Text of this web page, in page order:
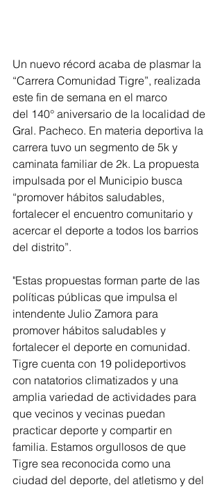
Un nuevo récord acaba de plasmar la
“Carrera Comunidad Tigre”, realizada
este fin de semana en el marco
del 140° aniversario de la localidad de
Gral. Pacheco. En materia deportiva la
carrera tuvo un segmento de 5k y
caminata familiar de 2k. La propuesta
impulsada por el Municipio busca
“promover hábitos saludables,
fortalecer el encuentro comunitario y
acercar el deporte a todos los barrios
del distrito”.
"Estas propuestas forman parte de las
políticas públicas que impulsa el
intendente Julio Zamora para
promover hábitos saludables y
fortalecer el deporte en comunidad.
Tigre cuenta con 19 polideportivos
con natatorios climatizados y una
amplia variedad de actividades para
que vecinos y vecinas puedan
practicar deporte y compartir en
familia. Estamos orgullosos de que
Tigre sea reconocida como una
ciudad del deporte, del atletismo y del